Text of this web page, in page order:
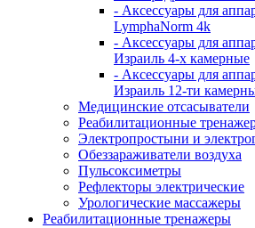
- Аксессуары для
LymphaNorm 4k
- Аксессуары для
Израиль 4-х камерные
- Аксессуары для
Израиль 12-ти
Медицинские отсасыватели
Реабилитационные
Электропростыни и
Обеззараживатели воздуха
Пульсоксиметры
Рефлекторы электрические
Урологические массажеры
Реабилитационные тренажеры